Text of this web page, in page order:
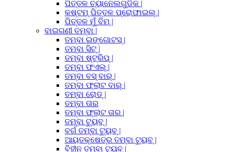
ପିତ୍ତଳ ଚ୍ୟାନେଲଗୁଡିକ |
କଷ୍ଟମ୍ ପିତ୍ତଳ ପ୍ରୋଫାଇଲ୍ |
ପିତ୍ତଳ ମୁଁ ବିମ୍ |
ବାଇଗଣୀ ତମ୍ବା |
ତମ୍ବା ଇଙ୍ଗୋଟସ୍ |
ତମ୍ବା ସିଟ୍ |
ତମ୍ବା ଷ୍ଟ୍ରିପ୍ |
ତମ୍ବା ଫଏଲ୍ |
ତମ୍ବା ବସ୍ ବାର୍ |
ତମ୍ବା ଫ୍ଲାଟ ବାର୍ |
ତମ୍ବା ରୋଡ୍ |
ତମ୍ବା ତାର
ତମ୍ବା ଫ୍ଲାଟ ତାର |
ତମ୍ବା ଟ୍ୟୁବ୍ |
ବର୍ଗ ତମ୍ବା ଟ୍ୟୁବ୍ |
ଆୟତକ୍ଷେତ୍ର ତମ୍ବା ଟ୍ୟୁବ୍ |
ବିହୀନ ତମ୍ବା ଟ୍ୟୁବ୍ |